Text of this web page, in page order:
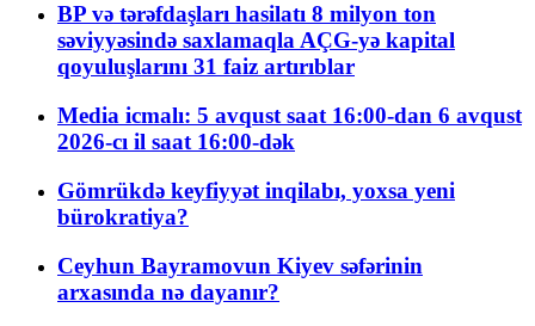
BP və tərəfdaşları hasilatı 8 milyon ton
səviyyəsində saxlamaqla AÇG-yə kapital
qoyuluşlarını 31 faiz artırıblar
Media icmalı: 5 avqust saat 16:00-dan 6 avqust
2026-cı il saat 16:00-dək
Gömrükdə keyfiyyət inqilabı, yoxsa yeni
bürokratiya?
Ceyhun Bayramovun Kiyev səfərinin
arxasında nə dayanır?